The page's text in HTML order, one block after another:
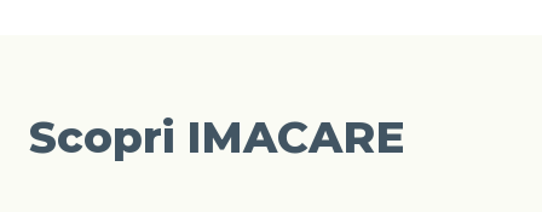
Scopri IMACARE